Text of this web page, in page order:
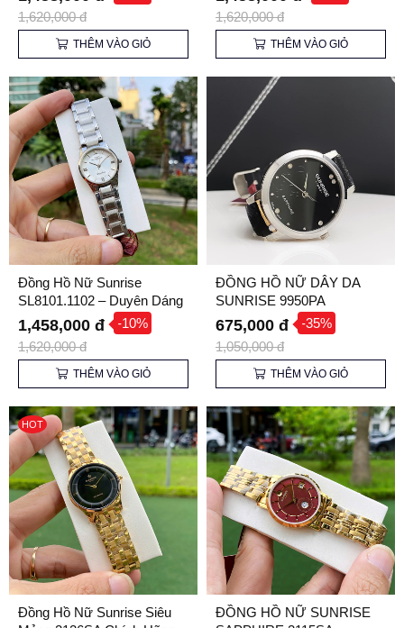
1,620,000 đ
THÊM VÀO GIỎ
1,620,000 đ
THÊM VÀO GIỎ
Đồng Hồ Nữ Sunrise
SL8101.1102 – Duyên Dáng
và Thanh Lịch
1,458,000 đ -10%
1,620,000 đ
THÊM VÀO GIỎ
ĐỒNG HỒ NỮ DÂY DA
SUNRISE 9950PA
675,000 đ -35%
1,050,000 đ
THÊM VÀO GIỎ
HOT
Đồng Hồ Nữ Sunrise Siêu
ĐỒNG HỒ NỮ SUNRISE